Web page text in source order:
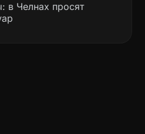
в Челнах просят